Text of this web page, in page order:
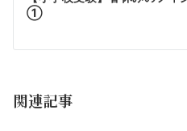
①
関連記事